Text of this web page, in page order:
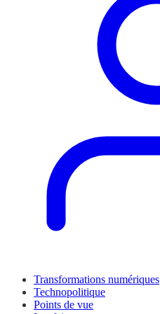
Transformations numériques
Technopolitique
Points de vue